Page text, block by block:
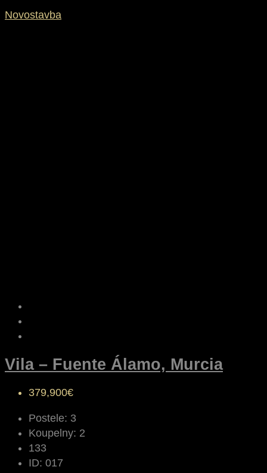
Novostavba
Vila – Fuente Álamo, Murcia
379,900€
Postele: 3
Koupelny: 2
133
ID: 017